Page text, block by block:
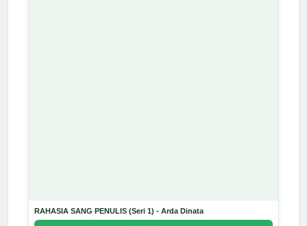
RAHASIA SANG PENULIS (Seri 1) - Arda Dinata